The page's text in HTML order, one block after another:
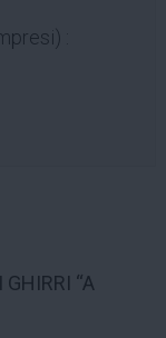
:
“A